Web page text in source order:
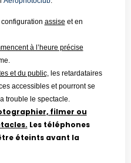
assise et en
à l’heure précise
et du public, les retardataires
accessibles et pourront se
trouble le spectacle.
filmer ou
Les téléphones
éteints avant la